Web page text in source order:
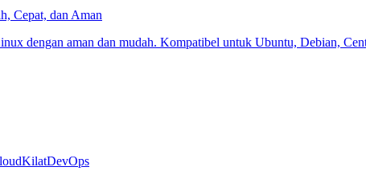
Cepat, dan Aman
dengan aman dan mudah. Kompatibel untuk Ubuntu, Debian,
DevOps